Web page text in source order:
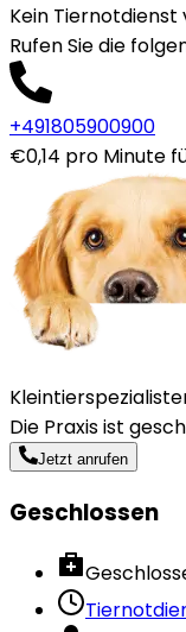
Kein
Rufen Sie die
+491805900900
€0,14 pro Minute
Die Praxis ist
Jetzt anrufen
Geschlossen